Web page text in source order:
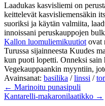
Laadukas kasvisliemi on
keittelevät kasvisliemensäkin
suoriksi ja käytän valmiita,
innoissani peruskauppojen
Kallon luomuliemikuutiot ovat
Turussa sijainneesta Kuudes
kun puoti lopetti. Onneksi
Vegekauppaankin myyntiin,
Avainsanat: basilika /linssi /
← Marinoitu punasipuli
Kantarelli-makaronilaatikko →